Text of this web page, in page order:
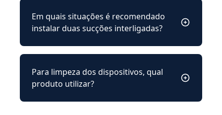
Em quais situações é recomendado
instalar duas sucções interligadas?
Para limpeza dos dispositivos, qual
produto utilizar?